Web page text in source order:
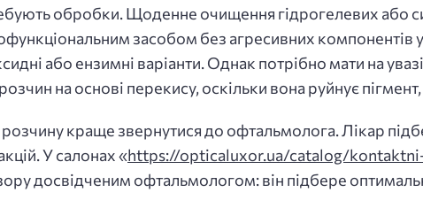
обробки. Щоденне очищення гідрогелевих або
засобом без агресивних компонентів
або ензимні варіанти. Однак потрібно мати на
на основі перекису, оскільки вона руйнує
краще звернутися до офтальмолога. Лікар
У салонах «https://opticaluxor.ua/catalog/
досвідченим офтальмологом: він підбере